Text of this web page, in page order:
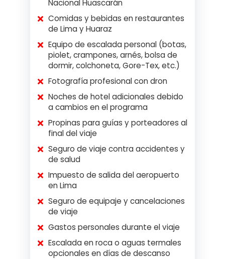
Nacional Huascarán
Comidas y bebidas en restaurantes
de Lima y Huaraz
Equipo de escalada personal (botas,
piolet, crampones, arnés, bolsa de
dormir, colchoneta, Gore-Tex, etc.)
Fotografía profesional con dron
Noches de hotel adicionales debido
a cambios en el programa
Propinas para guías y porteadores al
final del viaje
Seguro de viaje contra accidentes y
de salud
Impuesto de salida del aeropuerto
en Lima
Seguro de equipaje y cancelaciones
de viaje
Gastos personales durante el viaje
Escalada en roca o aguas termales
opcionales en días de descanso